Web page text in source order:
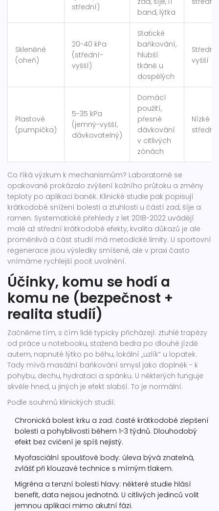
střední)
band, lýtka
Skleněné
(oheň)
20-40 kPa
(střední-
vyšší)
Statické
baňkování,
hlubší
tkáně u
dospělých
Střední
vyšší
Plastové
(pumpička)
5-35 kPa
(jemný-vyšší,
dávkovatelný)
Domácí
použití,
přesné
dávkování
v citlivých
zónách
Nízké až
střední
Co říká výzkum k mechanismům? Laboratorně se
opakovaně prokázalo zvýšení kožního průtoku a změny
teploty po aplikaci baněk. Klinické studie pak popisují
krátkodobé snížení bolesti a ztuhlosti u částí zad, šíje a
ramen. Systematické přehledy z let 2018-2022 uvádějí
malé až střední krátkodobé efekty, kvalita důkazů je ale
proměnlivá a část studií má metodické limity. U sportovní
regenerace jsou výsledky smíšené, ale v praxi často
vnímáme rychlejší pocit uvolnění.
Účinky, komu se hodí a
komu ne (bezpečnost +
realita studií)
Začněme tím, s čím lidé typicky přicházejí: ztuhlé trapézy
od práce u notebooku, stažená bedra po dlouhé jízdě
autem, napnuté lýtko po běhu, lokální „uzlík“ u lopatek.
Tady mívá masážní baňkování smysl jako doplněk - k
pohybu, dechu, hydrataci a spánku. U některých funguje
skvěle hned, u jiných je efekt slabší. To je normální.
Podle souhrnů klinických studií:
Chronická bolest krku a zad: časté krátkodobé zlepšení
bolesti a pohyblivosti během 1-3 týdnů. Dlouhodobý
efekt bez cvičení je spíš nejistý.
Myofasciální spoušťové body: úleva bývá znatelná,
zvlášť při klouzavé technice s mírným tlakem.
Migréna a tenzní bolesti hlavy: některé studie hlásí
benefit, data nejsou jednotná. U citlivých jedinců volit
jemnou aplikaci mimo akutní fázi.